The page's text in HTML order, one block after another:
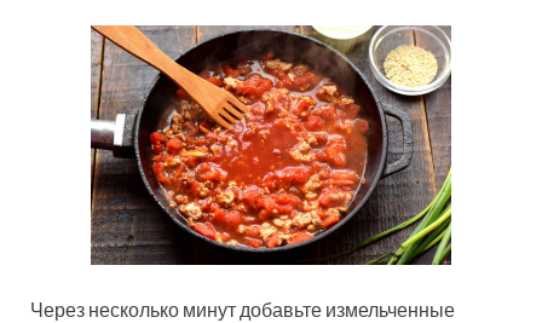
Через несколько минут добавьте измельченные